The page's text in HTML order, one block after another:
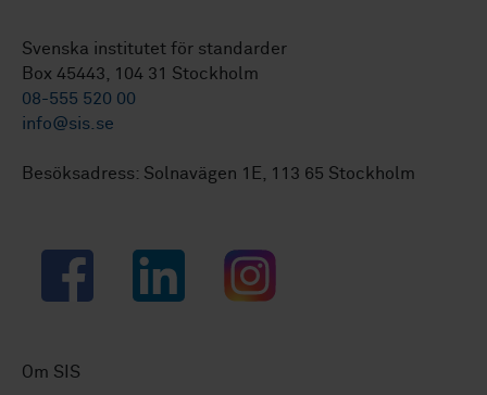
Svenska institutet för standarder
Box 45443, 104 31 Stockholm
08-555 520 00
info@sis.se
Besöksadress: Solnavägen 1E, 113 65 Stockholm
Facebook LinkedIn Instagram
Om SIS